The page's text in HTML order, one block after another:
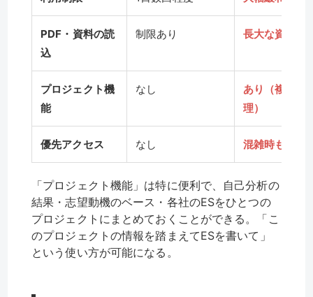
PDF・資料の読
込
制限あり 長大な資料も
プロジェクト機
能
なし
あり（複数ES
理）
優先アクセス なし 混雑時も優先
「プロジェクト機能」は特に便利で、自己分析の
結果・志望動機のベース・各社のESをひとつの
プロジェクトにまとめておくことができる。「こ
のプロジェクトの情報を踏まえてESを書いて」
という使い方が可能になる。